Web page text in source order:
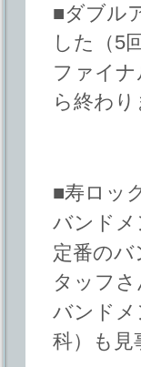
■ダブル
した（5回
ファイ
ら終わり
■寿ロッ
バンド
定番の
タッフさ
バンドメ
科）も見